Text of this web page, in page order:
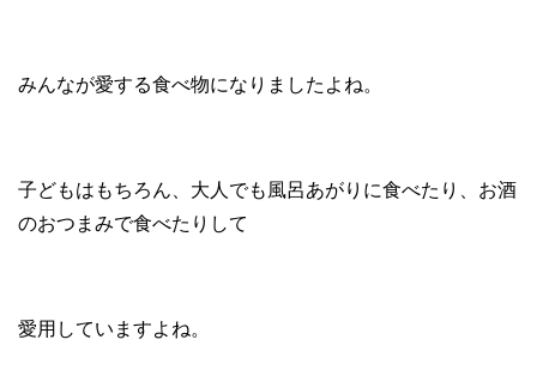
みんなが愛する食べ物になりましたよね。
子どもはもちろん、大人でも風呂あがりに食べたり、お酒
のおつまみで食べたりして
愛用していますよね。